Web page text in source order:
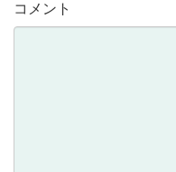
コメント